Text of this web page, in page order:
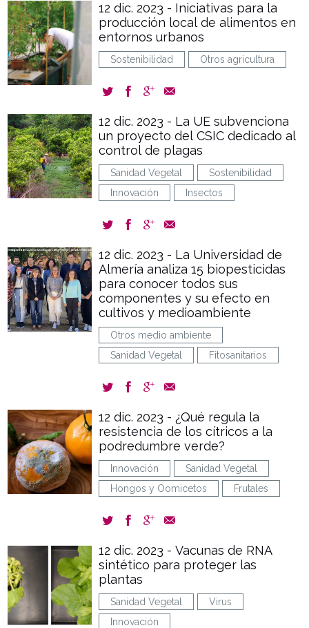
12 dic. 2023 - Iniciativas para la
producción local de alimentos en
entornos urbanos
Sostenibilidad Otros agricultura
12 dic. 2023 - La UE subvenciona
un proyecto del CSIC dedicado al
control de plagas
Sanidad Vegetal
Sostenibilidad
Innovación
Insectos
12 dic. 2023 - La Universidad de
Almería analiza 15 biopesticidas
para conocer todos sus
componentes y su efecto en
cultivos y medioambiente
Otros medio ambiente
Sanidad Vegetal
Fitosanitarios
12 dic. 2023 - ¿Qué regula la
resistencia de los cítricos a la
podredumbre verde?
Innovación
Sanidad Vegetal
Hongos y Oomicetos
Frutales
12 dic. 2023 - Vacunas de RNA
sintético para proteger las
plantas
Sanidad Vegetal
Virus
Innovación